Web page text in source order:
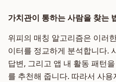
가치관이 통하는 사람을 찾는
위피의 매칭 알고리즘은 이러
이터를 정교하게 분석합니다.
답변, 그리고 앱 내 활동 패턴
를 추천해 줍니다. 따라서 사